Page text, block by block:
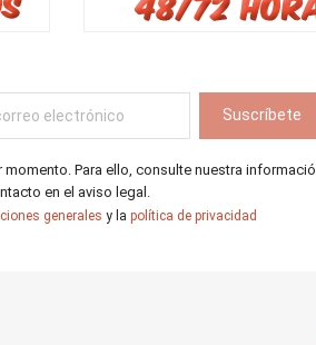
momento. Para ello, consulte nuestra
en el aviso legal.
generales y la política de privacidad